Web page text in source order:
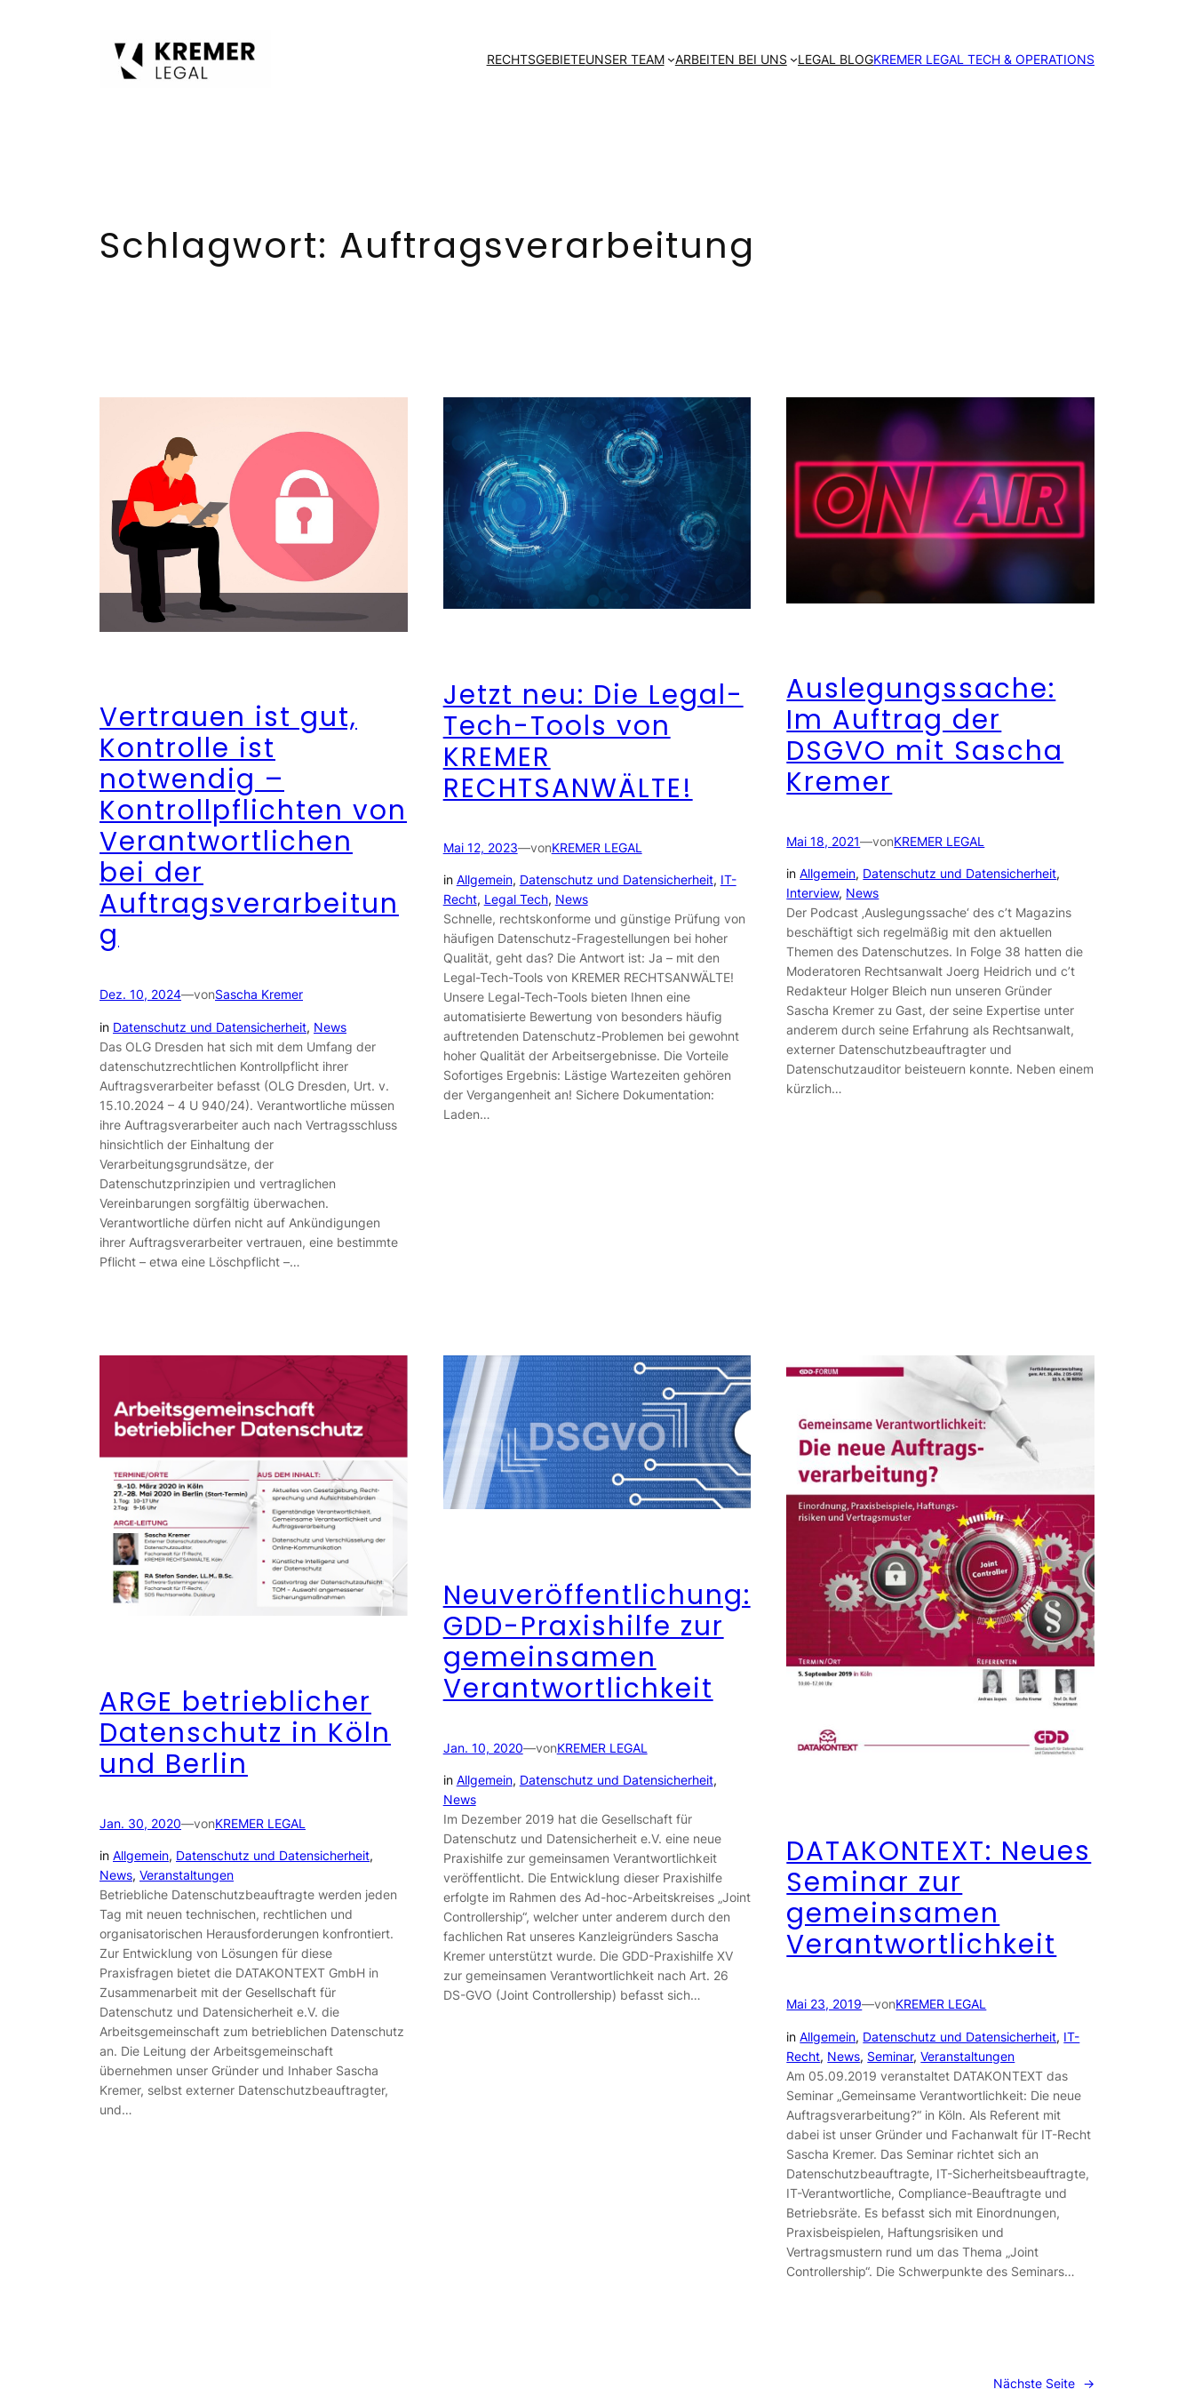
RECHTSGEBIETEUNSER TEAM ARBEITEN BEI UNS LEGAL BLOGKREMER LEGAL TECH & OPERATIONS
Schlagwort: Auftragsverarbeitung
Vertrauen ist gut,
Kontrolle ist
notwendig –
Kontrollpflichten von
Verantwortlichen
bei der
Auftragsverarbeitun
g
Dez. 10, 2024—vonSascha Kremer
in Datenschutz und Datensicherheit, News
Das OLG Dresden hat sich mit dem Umfang der
datenschutzrechtlichen Kontrollpflicht ihrer
Auftragsverarbeiter befasst (OLG Dresden, Urt. v.
15.10.2024 – 4 U 940/24). Verantwortliche müssen
ihre Auftragsverarbeiter auch nach Vertragsschluss
hinsichtlich der Einhaltung der
Verarbeitungsgrundsätze, der
Datenschutzprinzipien und vertraglichen
Vereinbarungen sorgfältig überwachen.
Verantwortliche dürfen nicht auf Ankündigungen
ihrer Auftragsverarbeiter vertrauen, eine bestimmte
Pflicht – etwa eine Löschpflicht –…
Jetzt neu: Die Legal-
Tech-Tools von
KREMER
RECHTSANWÄLTE!
Mai 12, 2023—vonKREMER LEGAL
in Allgemein, Datenschutz und Datensicherheit, IT-
Recht, Legal Tech, News
Schnelle, rechtskonforme und günstige Prüfung von
häufigen Datenschutz-Fragestellungen bei hoher
Qualität, geht das? Die Antwort ist: Ja – mit den
Legal-Tech-Tools von KREMER RECHTSANWÄLTE!
Unsere Legal-Tech-Tools bieten Ihnen eine
automatisierte Bewertung von besonders häufig
auftretenden Datenschutz-Problemen bei gewohnt
hoher Qualität der Arbeitsergebnisse. Die Vorteile
Sofortiges Ergebnis: Lästige Wartezeiten gehören
der Vergangenheit an! Sichere Dokumentation:
Laden…
Auslegungssache:
Im Auftrag der
DSGVO mit Sascha
Kremer
Mai 18, 2021—vonKREMER LEGAL
inAllgemein, Datenschutz und Datensicherheit
Interview, News
Der Podcast ‚Auslegungssache‘ des c’t Magazins
beschäftigt sich regelmäßig mit den aktuellen
Themen des Datenschutzes. In Folge 38 hatten die
Moderatoren Rechtsanwalt Joerg Heidrich und c’t
Redakteur Holger Bleich nun unseren Gründer
Sascha Kremer zu Gast, der seine Expertise unter
anderem durch seine Erfahrung als Rechtsanwalt,
externer Datenschutzbeauftragter und
Datenschutzauditor beisteuern konnte. Neben einem
kürzlich…
ARGE betrieblicher
Datenschutz in Köln
und Berlin
Jan. 30, 2020—vonKREMER LEGAL
in Allgemein, Datenschutz und Datensicherheit
News, Veranstaltungen
Betriebliche Datenschutzbeauftragte werden jeden
Tag mit neuen technischen, rechtlichen und
organisatorischen Herausforderungen konfrontiert.
Zur Entwicklung von Lösungen für diese
Praxisfragen bietet die DATAKONTEXT GmbH in
Zusammenarbeit mit der Gesellschaft für
Datenschutz und Datensicherheit e.V. die
Arbeitsgemeinschaft zum betrieblichen Datenschutz
an. Die Leitung der Arbeitsgemeinschaft
übernehmen unser Gründer und Inhaber Sascha
Kremer, selbst externer Datenschutzbeauftragter,
und…
Neuveröffentlichung:
GDD-Praxishilfe zur
gemeinsamen
Verantwortlichkeit
Jan. 10, 2020—vonKREMER LEGAL
in Allgemein, Datenschutz und Datensicherheit
News
Im Dezember 2019 hat die Gesellschaft für
Datenschutz und Datensicherheit e.V. eine neue
Praxishilfe zur gemeinsamen Verantwortlichkeit
veröffentlicht. Die Entwicklung dieser Praxishilfe
erfolgte im Rahmen des Ad-hoc-Arbeitskreises „Joint
Controllership“, welcher unter anderem durch den
fachlichen Rat unseres Kanzleigründers Sascha
Kremer unterstützt wurde. Die GDD-Praxishilfe XV
zur gemeinsamen Verantwortlichkeit nach Art. 26
DS-GVO (Joint Controllership) befasst sich…
DATAKONTEXT: Neues
Seminar zur
gemeinsamen
Verantwortlichkeit
Mai 23, 2019—vonKREMER LEGAL
inAllgemein, Datenschutz und Datensicherheit, IT-
Recht, News, Seminar, Veranstaltungen
Am 05.09.2019 veranstaltet DATAKONTEXT das
Seminar „Gemeinsame Verantwortlichkeit: Die neue
Auftragsverarbeitung?“ in Köln. Als Referent mit
dabei ist unser Gründer und Fachanwalt für IT-Recht
Sascha Kremer. Das Seminar richtet sich an
Datenschutzbeauftragte, IT-Sicherheitsbeauftragte,
IT-Verantwortliche, Compliance-Beauftragte und
Betriebsräte. Es befasst sich mit Einordnungen,
Praxisbeispielen, Haftungsrisiken und
Vertragsmustern rund um das Thema „Joint
Controllership“. Die Schwerpunkte des Seminars…
Nächste Seite →